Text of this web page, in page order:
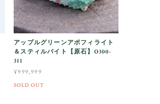
アップルグリーンアポフィライト
＆スティルバイト【原石】O300-
311
¥999,999
SOLD OUT